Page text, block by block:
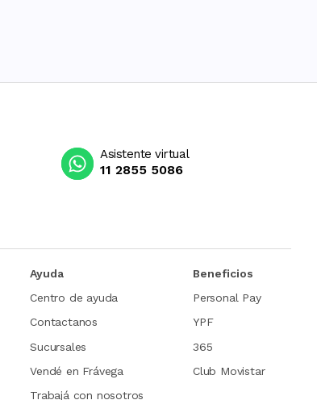
Asistente virtual
11 2855 5086
Ayuda
Centro de ayuda
Contactanos
Sucursales
Vendé en Frávega
Trabajá con nosotros
Beneficios
Personal Pay
YPF
365
Club Movistar